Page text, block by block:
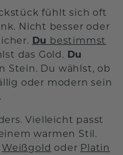
fühlt sich oft
Nicht besser oder
Du bestimmst
das Gold.
Du
Stein. Du wählst, ob
oder modern sein
Vielleicht passt
warmen Stil.
Weißgold oder Platin